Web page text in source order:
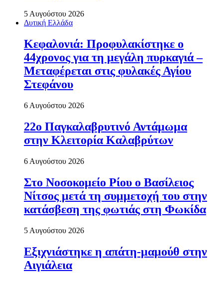
5 Αυγούστου 2026
Δυτική Ελλάδα
Κεφαλονιά: Προφυλακίστηκε ο
44χρονος για τη μεγάλη πυρκαγιά –
Μεταφέρεται στις φυλακές Αγίου
Στεφάνου
6 Αυγούστου 2026
22ο Παγκαλαβρυτινό Αντάμωμα
στην Κλειτορία Καλαβρύτων
6 Αυγούστου 2026
Στο Νοσοκομείο Ρίου ο Βασίλειος
Νίτσος μετά τη συμμετοχή του στην
κατάσβεση της φωτιάς στη Φωκίδα
5 Αυγούστου 2026
Εξιχνιάστηκε η απάτη-μαμούθ στην
Αιγιάλεια